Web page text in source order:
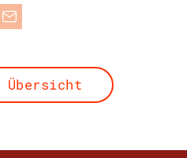
Übersicht